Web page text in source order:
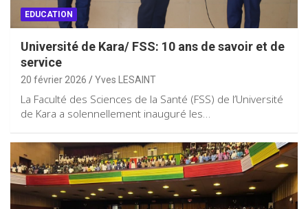
EDUCATION
Université de Kara/ FSS: 10 ans de savoir et de
service
20 février 2026 Yves LESAINT
La Faculté des Sciences de la Santé (FSS) de l’Université
de Kara a solennellement inauguré les…